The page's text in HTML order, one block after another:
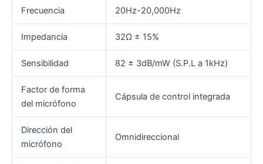
Frecuencia 20Hz-20,000Hz
Impedancia 32Ω ± 15%
Sensibilidad 82 ± 3dB/mW (S.P.L a 1kHz)
Factor de forma
del micrófono
Cápsula de control integrada
Dirección del
micrófono
Omnidireccional